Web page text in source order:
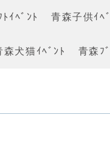
ｲﾍﾞﾝﾄ 青森子供ｲﾍ
森犬猫ｲﾍﾞﾝﾄ 青森ﾌ